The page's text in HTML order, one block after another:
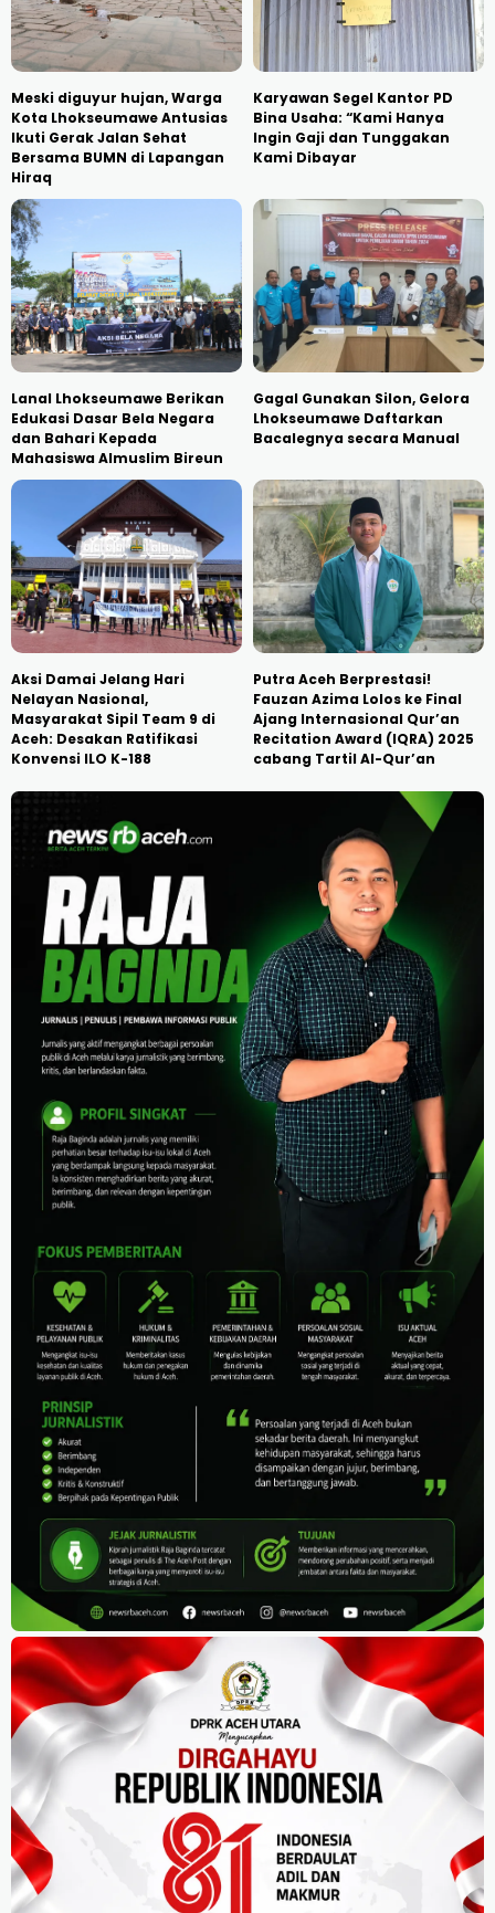
Meski diguyur hujan, Warga
Kota Lhokseumawe Antusias
Ikuti Gerak Jalan Sehat
Bersama BUMN di Lapangan
Hiraq
Karyawan Segel Kantor PD
Bina Usaha: “Kami Hanya
Ingin Gaji dan Tunggakan
Kami Dibayar
Lanal Lhokseumawe Berikan
Edukasi Dasar Bela Negara
dan Bahari Kepada
Mahasiswa Almuslim Bireun
Gagal Gunakan Silon, Gelora
Lhokseumawe Daftarkan
Bacalegnya secara Manual
Aksi Damai Jelang Hari
Nelayan Nasional,
Masyarakat Sipil Team 9 di
Aceh: Desakan Ratifikasi
Konvensi ILO K-188
Putra Aceh Berprestasi!
Fauzan Azima Lolos ke Final
Ajang Internasional Qur’an
Recitation Award (IQRA) 2025
cabang Tartil Al-Qur’an